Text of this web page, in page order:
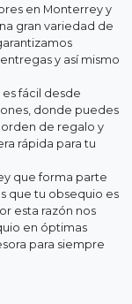
en Monterrey y
gran variedad de
y así mismo
fácil desde
donde puedes
de regalo y
rápida para tu
que forma parte
que tu obsequio es
esta razón nos
en óptimas
para siempre